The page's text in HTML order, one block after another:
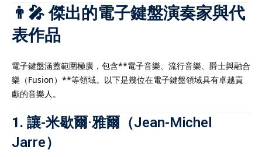
讀頂尖大學的機會。
服務，是實現IB高分與
生在香港中學文憑考試
出的重要方式。由於
，考核範圍廣泛，學生
到瓶頸。透過專業的
👨‍🎤 傑出的電子鍵盤演奏家與代
表作品
電子鍵盤涵蓋範圍極廣，包含**電子音樂、流行音樂、爵士與融合
樂（Fusion）**等領域。以下是幾位在電子鍵盤領域具有卓越貢
獻的音樂人。
1. 讓-米歇爾·雅爾（Jean-Michel
Jarre）